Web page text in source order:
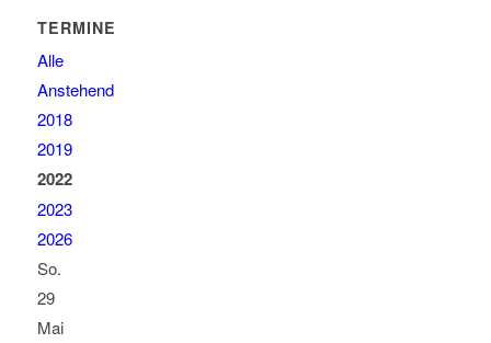
TERMINE
Alle
Anstehend
2018
2019
2022
2023
2026
So.
29
Mai